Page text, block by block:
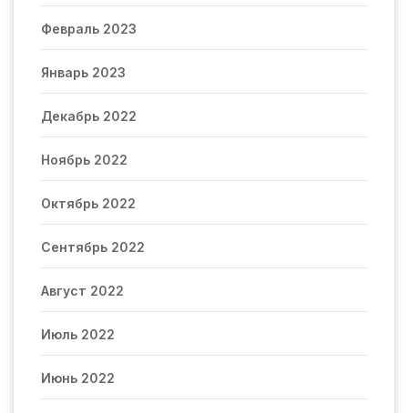
Февраль 2023
Январь 2023
Декабрь 2022
Ноябрь 2022
Октябрь 2022
Сентябрь 2022
Август 2022
Июль 2022
Июнь 2022